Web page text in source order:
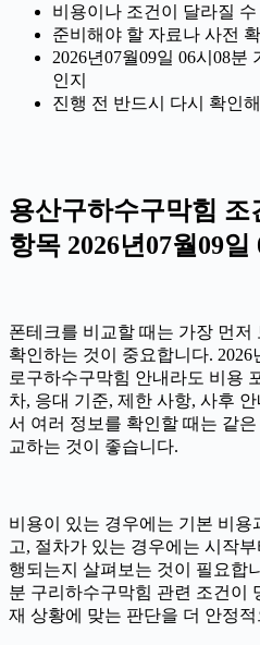
비용이나 조건이 달라질 수
준비해야 할 자료나 사전
2026년07월09일 06시08
인지
진행 전 반드시 다시 확인
용산구하수구막힘
항목 2026년07월09일
폰테크를 비교할 때는 가장 먼
확인하는 것이 중요합니다. 2026
로구하수구막힘 안내라도 비용
차, 응대 기준, 제한 사항, 사후
서 여러 정보를 확인할 때는 같
교하는 것이 좋습니다.
비용이 있는 경우에는 기본 비
고, 절차가 있는 경우에는 시작
행되는지 살펴보는 것이 필요합
분 구리하수구막힘 관련 조건이
재 상황에 맞는 판단을 더 안정